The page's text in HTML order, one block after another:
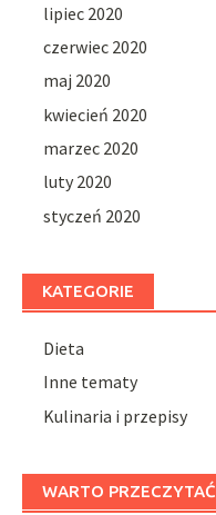
lipiec 2020
czerwiec 2020
maj 2020
kwiecień 2020
marzec 2020
luty 2020
styczeń 2020
KATEGORIE
Dieta
Inne tematy
Kulinaria i przepisy
WARTO PRZECZYTAĆ